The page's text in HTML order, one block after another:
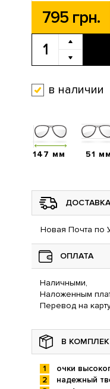
795 грн.
в наличии
147 мм 51 мм
ДОСТАВКА
Новая Почта по
ОПЛАТА
Наличными,
Наложенным
Перевод на
В
очки
надежный